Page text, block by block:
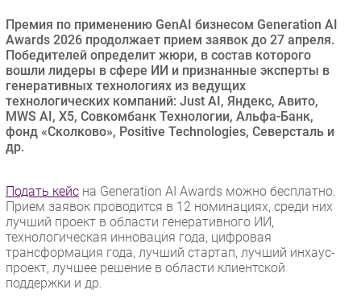
Безопасность
Инновации
CIO/Управление ИТ
Гаджеты
Здоровье
Новости
Аналитика
Интервью
Мероприятия
Проекты
Премия по применению GenAI бизнесом Generation AI
Awards 2026 продолжает прием заявок до 27 апреля.
Победителей определит жюри, в состав которого
вошли лидеры в сфере ИИ и признанные эксперты в
генеративных технологиях из ведущих
технологических компаний: Just AI, Яндекс, Авито,
MWS AI, X5, Совкомбанк Технологии, Альфа-Банк,
фонд «Сколково», Positive Technologies, Северсталь и
др.
Подать кейс на Generation AI Awards можно бесплатно.
Прием заявок проводится в 12 номинациях, среди них
лучший проект в области генеративного ИИ,
технологическая инновация года, цифровая
трансформация года, лучший стартап, лучший инхаус-
проект, лучшее решение в области клиентской
поддержки и др.